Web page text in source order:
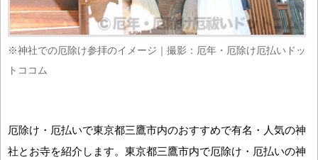
※神社での厄除け参拝のイメージ｜撮影：厄年・厄除け厄払いドッ
トココム
厄除け・厄払いで東京都三鷹市内のおすすめで有名・人気の神
社とお寺を紹介します。東京都三鷹市内で厄除け・厄払いの神